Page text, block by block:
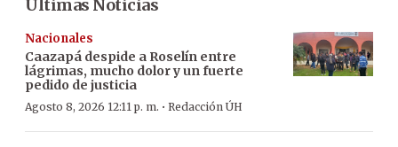
Últimas Noticias
Nacionales
Caazapá despide a Roselín entre
lágrimas, mucho dolor y un fuerte
pedido de justicia
Agosto 8, 2026 12:11 p. m. · Redacción ÚH